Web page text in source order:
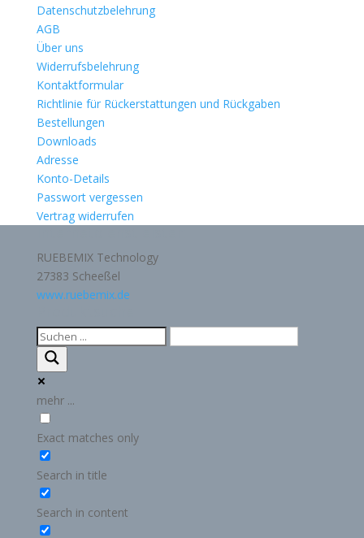
Datenschutzbelehrung
AGB
Über uns
Widerrufsbelehrung
Kontaktformular
Richtlinie für Rückerstattungen und Rückgaben
Bestellungen
Downloads
Adresse
Konto-Details
Passwort vergessen
Vertrag widerrufen
RUEBEMIX Technology
27383 Scheeßel
www.ruebemix.de
mehr ...
Exact matches only
Search in title
Search in content